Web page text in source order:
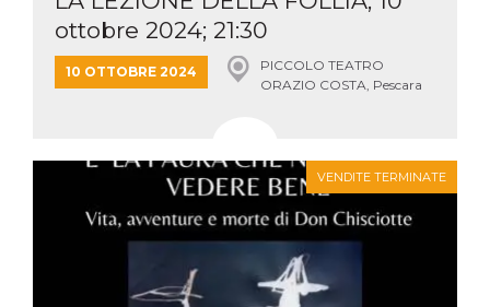
ottobre 2024; 21:30
10 OTTOBRE 2024
PICCOLO TEATRO
ORAZIO COSTA, Pescara
VENDITE TERMINATE